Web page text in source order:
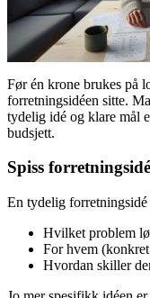
Før én krone brukes på
forretningsidéen sitte.
tydelig idé og klare mål
budsjett.
Spiss
En tydelig forretningsidé
Hvilket problem
For hvem
Hvordan skiller